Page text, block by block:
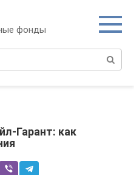
фонды
Гарант: как